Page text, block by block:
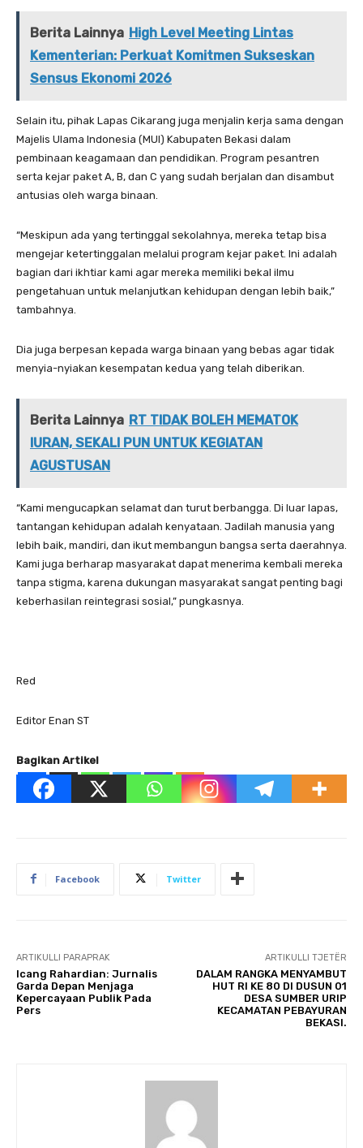
Berita Lainnya High Level Meeting Lintas
Kementerian: Perkuat Komitmen Sukseskan
Sensus Ekonomi 2026
Selain itu, pihak Lapas Cikarang juga menjalin kerja sama dengan
Majelis Ulama Indonesia (MUI) Kabupaten Bekasi dalam
pembinaan keagamaan dan pendidikan. Program pesantren
serta kejar paket A, B, dan C yang sudah berjalan dan disambut
antusias oleh warga binaan.
“Meskipun ada yang tertinggal sekolahnya, mereka tetap bisa
mengejar ketertinggalan melalui program kejar paket. Ini adalah
bagian dari ikhtiar kami agar mereka memiliki bekal ilmu
pengetahuan untuk melanjutkan kehidupan dengan lebih baik,”
tambahnya.
Dia juga berpesan kepada warga binaan yang bebas agar tidak
menyia-nyiakan kesempatan kedua yang telah diberikan.
Berita Lainnya RT TIDAK BOLEH MEMATOK
IURAN, SEKALI PUN UNTUK KEGIATAN
AGUSTUSAN
“Kami mengucapkan selamat dan turut berbangga. Di luar lapas,
tantangan kehidupan adalah kenyataan. Jadilah manusia yang
lebih baik, mandiri, dan ikut membangun bangsa serta daerahnya.
Kami juga berharap masyarakat dapat menerima kembali mereka
tanpa stigma, karena dukungan masyarakat sangat penting bagi
keberhasilan reintegrasi sosial,” pungkasnya.
Red
Editor Enan ST
Bagikan Artikel
Facebook Twitter
ARTIKULLI PARAPRAK
Icang Rahardian: Jurnalis
Garda Depan Menjaga
Kepercayaan Publik Pada
Pers
ARTIKULLI TJETËR
DALAM RANGKA MENYAMBUT
HUT RI KE 80 DI DUSUN 01
DESA SUMBER URIP
KECAMATAN PEBAYURAN
BEKASI.